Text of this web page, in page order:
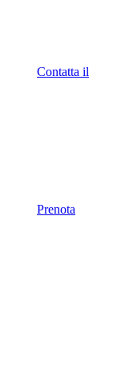
Contatta il
Prenota